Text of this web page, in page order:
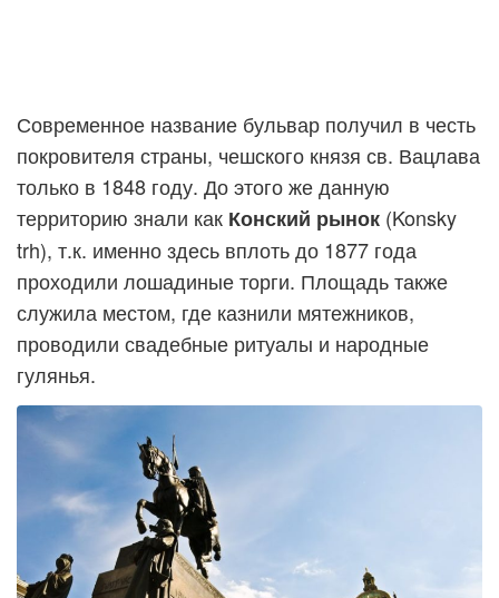
Современное название бульвар получил в честь
покровителя страны, чешского князя св. Вацлава
только в 1848 году. До этого же данную
территорию знали как Конский рынок (Konsky
trh), т.к. именно здесь вплоть до 1877 года
проходили лошадиные торги. Площадь также
служила местом, где казнили мятежников,
проводили свадебные ритуалы и народные
гулянья.